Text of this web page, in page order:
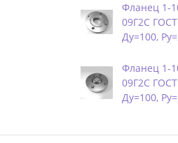
Фланец 1-
09Г2С
Ду=100,
Фланец 1-
09Г2С
Ду=100,